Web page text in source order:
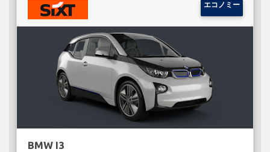
エコノミー
BMW I3